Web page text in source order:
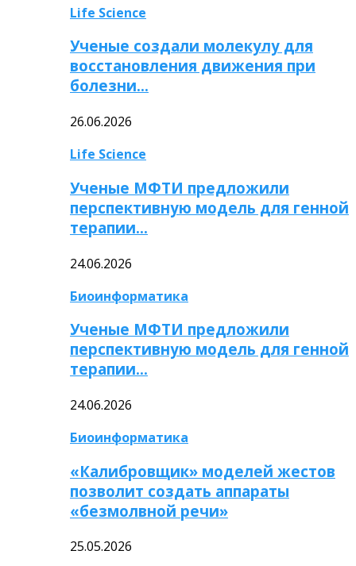
Life Science
Ученые создали молекулу для
восстановления движения при
болезни…
26.06.2026
Life Science
Ученые МФТИ предложили
перспективную модель для генной
терапии…
24.06.2026
Биоинформатика
Ученые МФТИ предложили
перспективную модель для генной
терапии…
24.06.2026
Биоинформатика
«Калибровщик» моделей жестов
позволит создать аппараты
«безмолвной речи»
25.05.2026